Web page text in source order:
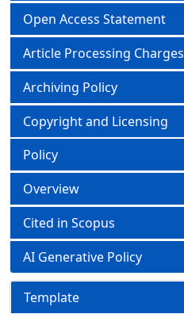
Open Access Statement
Article Processing Charges
Archiving Policy
Copyright and Licensing
Policy
Overview
Cited in Scopus
AI Generative Policy
Template